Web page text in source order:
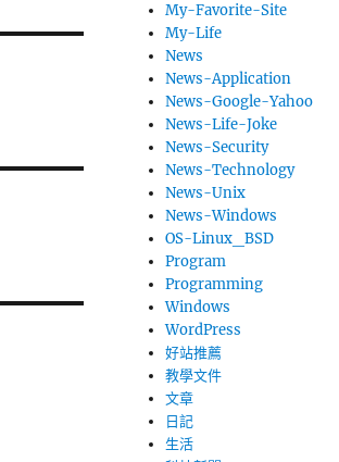
My-Favorite-Site
My-Life
News
News-Application
News-Google-Yahoo
News-Life-Joke
News-Security
News-Technology
News-Unix
News-Windows
OS-Linux_BSD
Program
Programming
Windows
WordPress
好站推薦
教學文件
文章
日記
生活